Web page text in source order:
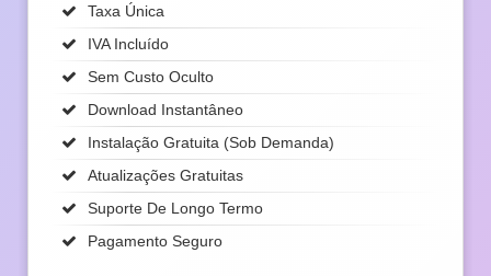
Taxa Única
IVA Incluído
Sem Custo Oculto
Download Instantâneo
Instalação Gratuita (sob Demanda)
Atualizações Gratuitas
Suporte De Longo Termo
Pagamento Seguro